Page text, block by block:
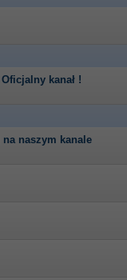
kanał !
5 gwiazdek
naszym kanale
5 gwiazdek